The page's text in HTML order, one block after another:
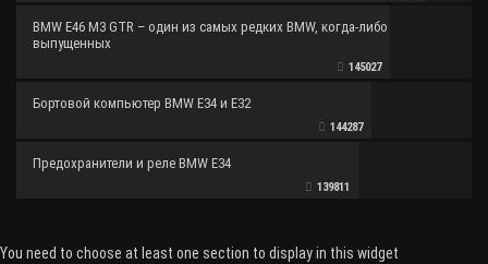
BMW E46 M3 GTR – один из самых редких BMW, когда-либо
выпущенных
145027
Бортовой компьютер BMW E34 и E32
144287
Предохранители и реле BMW E34
139811
You need to choose at least one section to display in this widget